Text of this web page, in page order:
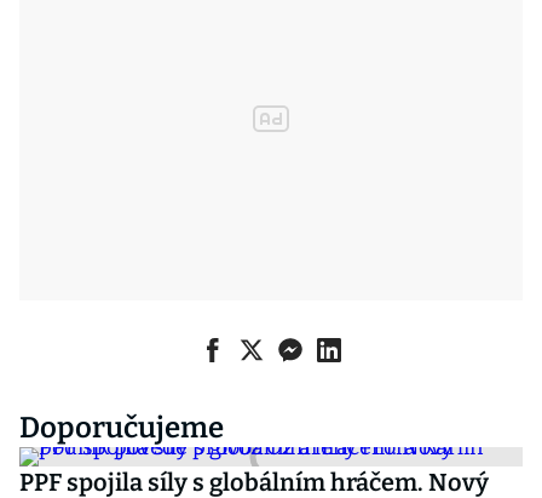
Doporučujeme
PPF spojila síly s globálním hráčem. Nový